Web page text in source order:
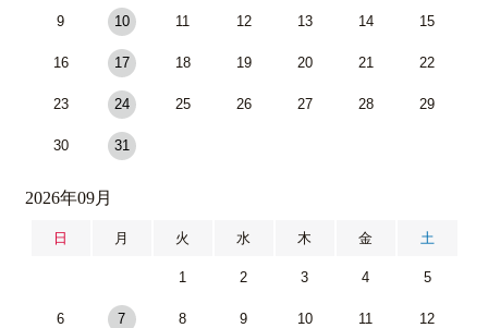
9 10 11 12 13 14 15
16 17 18 19 20 21 22
23 24 25 26 27 28 29
30 31
2026年09月
日 月 火 水 木 金 土
1 2 3 4 5
6 7 8 9 10 11 12